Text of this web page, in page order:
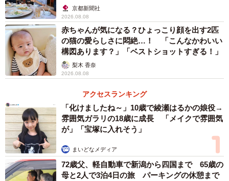
京都新聞社
2026.08.08
赤ちゃんが気になる？ひょっこり顔を出す2匹
の猫の愛らしさに悶絶…！ 「こんなかわいい
構図あります？」「ベストショットすぎる！」
梨木 香奈
2026.08.08
アクセスランキング
「化けましたね～」10歳で綾瀬はるかの娘役→
雰囲気ガラリの18歳に成長 「メイクで雰囲気
が」「宝塚に入れそう」
まいどなメディア
72歳父、軽自動車で新潟から四国まで 65歳の
母と2人で3泊4日の旅 パーキングの休憩まで